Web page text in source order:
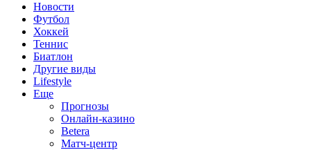
Новости
Футбол
Хоккей
Теннис
Биатлон
Другие виды
Lifestyle
Еще
Прогнозы
Онлайн-казино
Betera
Матч-центр